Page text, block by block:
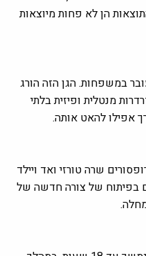
הן לא פחות מיוצאות
במשפחות. הגן הזה הורג
מנטלית ופיזית בלתי
אפילו להאט אותה.
שרה טורזי ואד ויילד
בפיתוח של צורה חדשה של